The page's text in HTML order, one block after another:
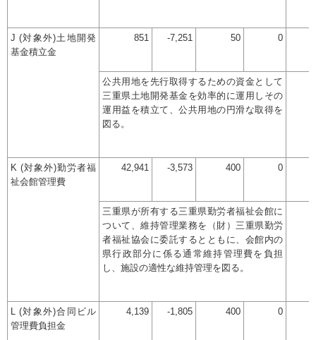
J (対象外)土地開発
基金積立金
851 -7,251 50 0
公共用地を先行取得するための資金として
三重県土地開発基金を効率的に運用しその
運用益を積立て、公共用地の円滑な取得を
図る。
K (対象外)勤労者福
祉会館管理費
42,941 -3,573 400 0
三重県が所有する三重県勤労者福祉会館に
ついて、維持管理業務を（財）三重県勤労
者福祉協会に委託するとともに、会館内の
県行政部分に係る通常維持管理費を負担
し、施設の適性な維持管理を図る。
L (対象外)合同ビル
管理費負担金
4,139 -1,805 400 0